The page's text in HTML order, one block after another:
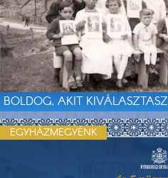
BOLDOG, AKIT KIVÁLASZTASZ
EGYHÁZMEGYÉNK